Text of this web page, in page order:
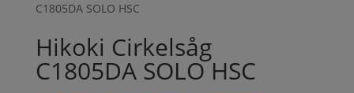
C1805DA SOLO HSC
Hikoki Cirkelsåg
C1805DA SOLO HSC